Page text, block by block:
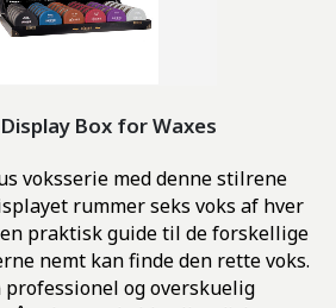
Box for Waxes
voksserie med denne stilrene
rummer seks voks af hver
praktisk guide til de forskellige
nemt kan finde den rette voks.
og overskuelig